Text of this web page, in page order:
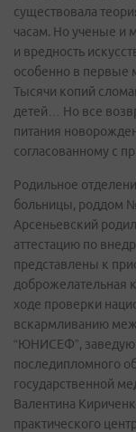
существовала
часам. Но ученые и
и вредность
особенно в первые
Тысячи копий
детей… Но все
питания
согласованному с
Родильное
больницы, роддом №
Арсеньевский
аттестацию по
представлены к
доброжелательная
ходе проверки
вскармливанию
“ЮНИСЕФ”,
последипломного
государственной
Валентина
практического